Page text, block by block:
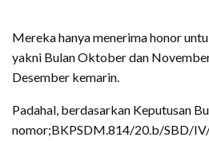
Mereka hanya menerima honor
yakni Bulan Oktober dan
Desember kemarin.
Padahal, berdasarkan Keputusan
nomor;BKPSDM.814/20.b/SBD/